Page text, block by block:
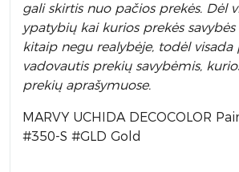
gali skirtis nuo pačios prekės. Dėl
ypatybių kai kurios prekės
kitaip negu realybėje, todėl visada
vadovautis prekių savybėmis,
prekių aprašymuose.
MARVY UCHIDA DECOCOLOR
#350-S #GLD Gold